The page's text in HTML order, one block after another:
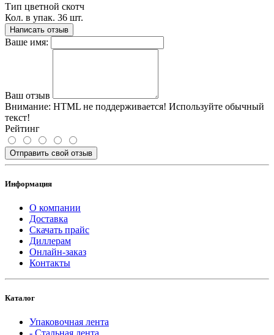
Тип цветной скотч
Кол. в упак. 36 шт.
Написать отзыв
Ваше имя:
Ваш отзыв
Внимание: HTML не поддерживается! Используйте обычный
текст!
Рейтинг
Отправить свой отзыв
Информация
О компании
Доставка
Скачать прайс
Диллерам
Онлайн-заказ
Контакты
Каталог
Упаковочная лента